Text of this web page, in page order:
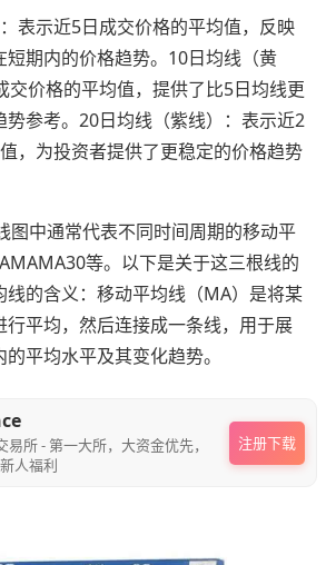
表示近5日成交价格的平均值，反映
短期内的价格趋势。10日均线（黄
交价格的平均值，提供了比5日均线更
势参考。20日均线（紫线）：表示近2
，为投资者提供了更稳定的价格趋势
图中通常代表不同时间周期的移动平
等。以下是关于这三根线的
线的含义：移动平均线（MA）是将某
平均，然后连接成一条线，用于展
平均水平及其变化趋势。
易所 - 第一大所，大资金优先，
人福利
注册下载